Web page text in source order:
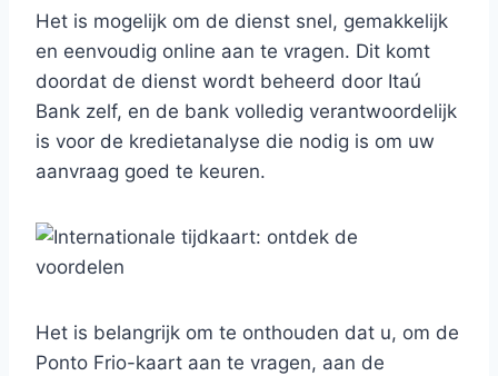
Het is mogelijk om de dienst snel, gemakkelijk
en eenvoudig online aan te vragen. Dit komt
doordat de dienst wordt beheerd door Itaú
Bank zelf, en de bank volledig verantwoordelijk
is voor de kredietanalyse die nodig is om uw
aanvraag goed te keuren.
Het is belangrijk om te onthouden dat u, om de
Ponto Frio-kaart aan te vragen, aan de